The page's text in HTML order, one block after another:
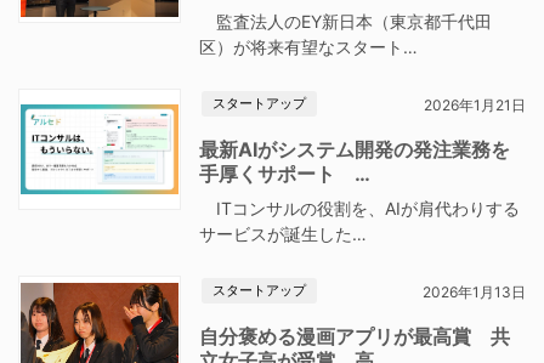
監査法人のEY新日本（東京都千代田
区）が将来有望なスタート…
スタートアップ 2026年1月21日
最新AIがシステム開発の発注業務を
手厚くサポート …
ITコンサルの役割を、AIが肩代わりする
サービスが誕生した…
スタートアップ 2026年1月13日
自分褒める漫画アプリが最高賞 共